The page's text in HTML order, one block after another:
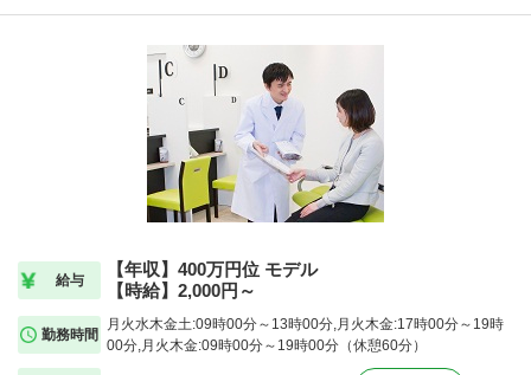
給与
【年収】400万円位 モデル
【時給】2,000円～
勤務時間
月火水木金土:09時00分～13時00分,月火木金:17時00分～19時
00分,月火木金:09時00分～19時00分（休憩60分）